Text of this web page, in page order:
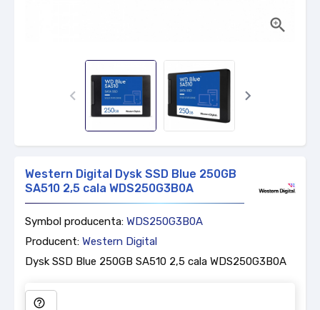

 
Western Digital Dysk SSD Blue 250GB
SA510 2,5 cala WDS250G3B0A
Symbol producenta: WDS250G3B0A
Producent: Western Digital
Dysk SSD Blue 250GB SA510 2,5 cala WDS250G3B0A
help_outline